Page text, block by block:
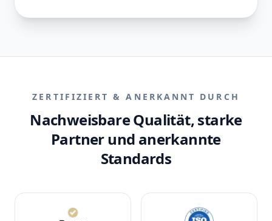
ZERTIFIZIERT & ANERKANNT DURCH
Nachweisbare Qualität, starke
Partner und anerkannte
Standards